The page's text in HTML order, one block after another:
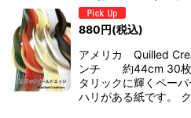
880円(税込)
アメリカ Quilled
ンチ 約44cm 30枚
タリックに輝くペー
ハリがある紙です。